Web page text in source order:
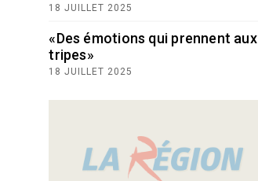
18 JUILLET 2025
«Des émotions qui prennent aux
tripes»
18 JUILLET 2025